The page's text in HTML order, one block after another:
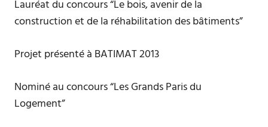
Lauréat du concours “Le bois, avenir de la
construction et de la réhabilitation des bâtiments”
Projet présenté à BATIMAT 2013
Nominé au concours “Les Grands Paris du
Logement”